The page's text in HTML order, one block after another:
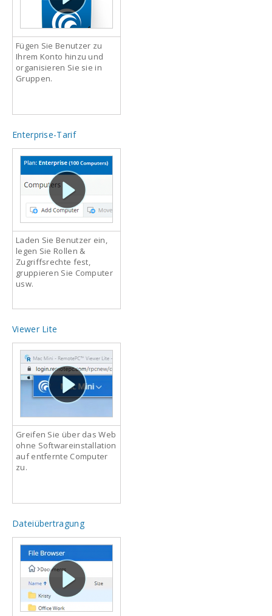
Fügen Sie Benutzer zu
Ihrem Konto hinzu und
organisieren Sie sie in
Gruppen.
Enterprise-Tarif
Laden Sie Benutzer ein,
legen Sie Rollen &
Zugriffsrechte fest,
gruppieren Sie Computer
usw.
Viewer Lite
Greifen Sie über das Web
ohne Softwareinstallation
auf entfernte Computer
zu.
Dateiübertragung